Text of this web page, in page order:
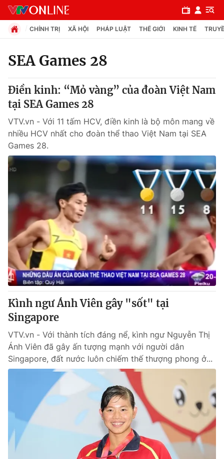
Chuyên mục
Chính trị
Xã hội
Pháp luật
Thế giới
Tin tức
Thế giới đó đây
Câu chuyện quốc tế
Kinh tế
Tài chính
Thị trường
Góc doanh nghiệp
Dữ liệu và đời sống
Truyền hình
Phim VTV
Hậu trường
Nhân vật
Giải sao mai
Giải trí
Điện ảnh
Đời sống
Làm đẹp
Chất lượng cuộc sống
Tuyển sinh
Học trực tuyến
Công nghệ
Hitech Công nghệ tương lai
Giao lưu trực tuyến
CHÍNH TRỊ XÃ HỘI PHÁP LUẬT THẾ GIỚI KINH TẾ
SEA Games 28
Điền kinh: “Mỏ vàng” của đoàn Việt Nam
tại SEA Games 28
VTV.vn - Với 11 tấm HCV, điền kinh là bộ môn mang về
nhiều HCV nhất cho đoàn thể thao Việt Nam tại SEA
Games 28.
Kình ngư Ánh Viên gây "sốt" tại
Singapore
VTV.vn - Với thành tích đáng nể, kình ngư Nguyễn Thị
Ánh Viên đã gây ấn tượng mạnh với người dân
Singapore, đất nước luôn chiếm thế thượng phong ở...